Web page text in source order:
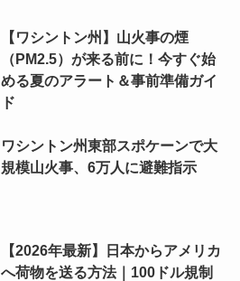
【ワシントン州】山火事の煙
（PM2.5）が来る前に！今すぐ始
める夏のアラート＆事前準備ガイ
ド
ワシントン州東部スポケーンで大
規模山火事、6万人に避難指示
【2026年最新】日本からアメリカ
へ荷物を送る方法｜100ドル規制